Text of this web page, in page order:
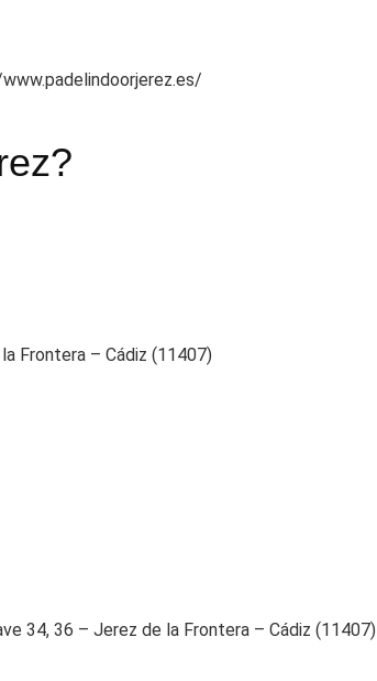
Frontera – Cádiz (11407)
34, 36 – Jerez de la Frontera – Cádiz (11407)